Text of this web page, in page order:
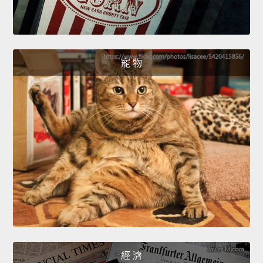
寵 物
經 濟